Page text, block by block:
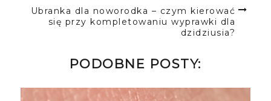
Ubranka dla noworodka – czym kierować
się przy kompletowaniu wyprawki dla
dzidziusia?
PODOBNE POSTY: